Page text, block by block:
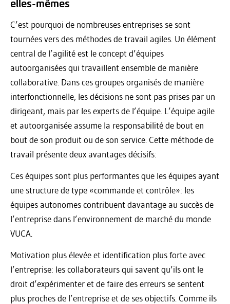
elles-mêmes
C’est pourquoi de nombreuses entreprises se sont
tournées vers des méthodes de travail agiles. Un élément
central de l’agilité est le concept d’équipes
autoorganisées qui travaillent ensemble de manière
collaborative. Dans ces groupes organisés de manière
interfonctionnelle, les décisions ne sont pas prises par un
dirigeant, mais par les experts de l’équipe. L’équipe agile
et autoorganisée assume la responsabilité de bout en
bout de son produit ou de son service. Cette méthode de
travail présente deux avantages décisifs:
Ces équipes sont plus performantes que les équipes ayant
une structure de type «commande et contrôle»: les
équipes autonomes contribuent davantage au succès de
l’entreprise dans l’environnement de marché du monde
VUCA.
Motivation plus élevée et identification plus forte avec
l’entreprise: les collaborateurs qui savent qu’ils ont le
droit d’expérimenter et de faire des erreurs se sentent
plus proches de l’entreprise et de ses objectifs. Comme ils